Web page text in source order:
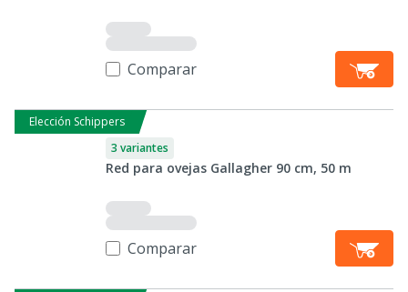
Comparar
Elección Schippers
3 variantes
Red para ovejas Gallagher 90 cm, 50 m
Comparar